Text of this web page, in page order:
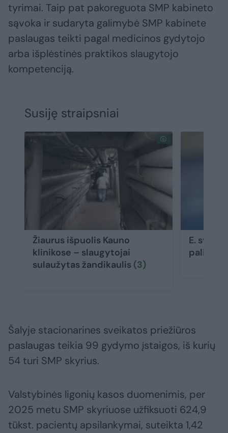
tyrimai. Taip pat pakoreguota SMP kabineto
sąvoka ir sudaryta galimybė SMP kabinete
paslaugas teikti pagal medicinos gydytojo
arba išplėstinės praktikos slaugytojo
kompetenciją.
Susiję straipsniai
Žiaurus išpuolis Kauno
klinikose – slaugytojai
sulaužytas žandikaulis (3)
E.
palies
Šalyje stacionarines sveikatos priežiūros
paslaugas teikia 99 gydymo įstaigos, iš kurių
54 turi SMP skyrius.
Valstybinės ligonių kasos duomenimis, per
2025 metu SMP skyriuose užfiksuoti 624,9
tūkst. pacientų apsilankymai, suteikta 1,42